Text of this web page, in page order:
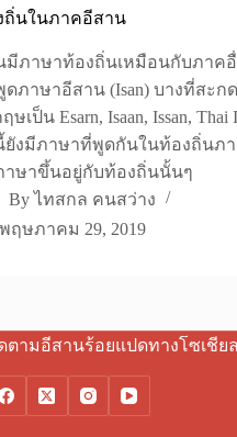
ถิ่นในภาคอีสาน
มีภาษาท้องถิ่นเหมือนกับภาค
ภาษาอีสาน (Isan) บางที่สะก
เป็น Esarn, Isaan, Issan, Thai
ยังมีภาษาที่พูดกันในท้องถิ่นภ
าษาขึ้นอยู่กับท้องถิ่นนั้นๆ
By ไทสกล คนสว่าง
พฤษภาคม 29, 2019
ตามอีสานร้อยแปดทางโซเชียล